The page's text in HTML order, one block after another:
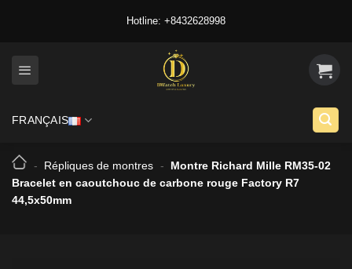
Hotline: +8432628998
FRANÇAIS
- Répliques de montres -
Montre Richard Mille RM35-02
Bracelet en caoutchouc de carbone rouge Factory R7
44,5x50mm